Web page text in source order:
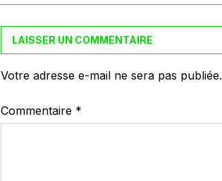
LAISSER UN COMMENTAIRE
Votre adresse e-mail ne sera pas publiée.
Commentaire *